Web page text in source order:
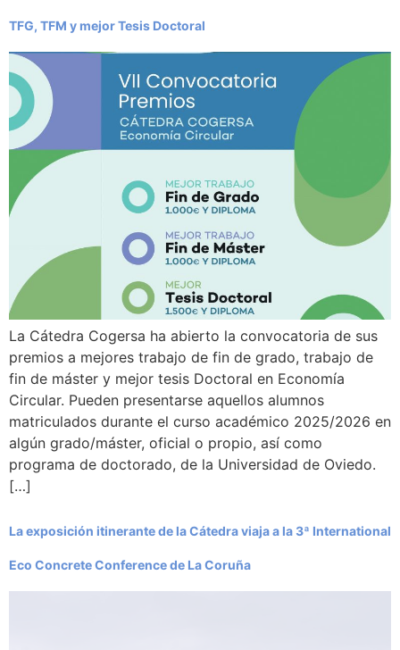
TFG, TFM y mejor Tesis Doctoral
La Cátedra Cogersa ha abierto la convocatoria de sus
premios a mejores trabajo de fin de grado, trabajo de
fin de máster y mejor tesis Doctoral en Economía
Circular. Pueden presentarse aquellos alumnos
matriculados durante el curso académico 2025/2026 en
algún grado/máster, oficial o propio, así como
programa de doctorado, de la Universidad de Oviedo.
[…]
La exposición itinerante de la Cátedra viaja a la 3ª International
Eco Concrete Conference de La Coruña